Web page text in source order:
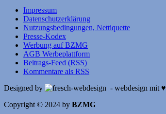
Impressum
Datenschutzerklärung
Nutzungsbedingungen, Nettiquette
Presse-Kodex
Werbung auf BZMG
AGB Werbeplattform
Beitrags-Feed (RSS)
Kommentare als RSS
Designed by
- webdesign mit ♥
Copyright © 2024 by BZMG